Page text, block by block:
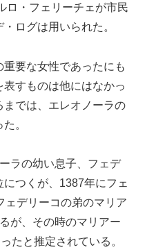
ロ・フェリーチェが市民
ログは用いられた。
要な女性であったにも
すものは他にはなかっ
では、エレオノーラの
。
ラの幼い息子、フェデ
つくが、1387年にフェ
ェデリーコの弟のマリア
が、その時のマリアー
たと推定されている。